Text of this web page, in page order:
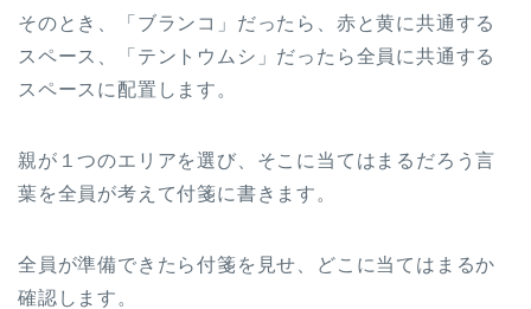
そのとき、「ブランコ」だったら、赤と黄に共通する
スペース、「テントウムシ」だったら全員に共通する
スペースに配置します。
親が１つのエリアを選び、そこに当てはまるだろう言
葉を全員が考えて付箋に書きます。
全員が準備できたら付箋を見せ、どこに当てはまるか
確認します。